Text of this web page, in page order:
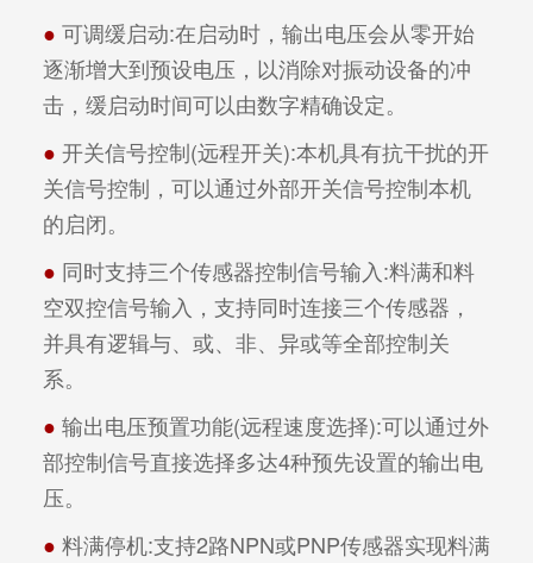
● 可调缓启动:在启动时，输出电压会从零开始
逐渐增大到预设电压，以消除对振动设备的冲
击，缓启动时间可以由数字精确设定。
● 开关信号控制(远程开关):本机具有抗干扰的开
关信号控制，可以通过外部开关信号控制本机
的启闭。
● 同时支持三个传感器控制信号输入:料满和料
空双控信号输入，支持同时连接三个传感器，
并具有逻辑与、或、非、异或等全部控制关
系。
● 输出电压预置功能(远程速度选择):可以通过外
部控制信号直接选择多达4种预先设置的输出电
压。
● 料满停机:支持2路NPN或PNP传感器实现料满